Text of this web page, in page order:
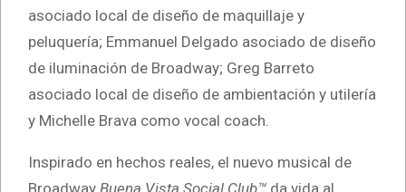
asociado local de diseño de maquillaje y
peluquería; Emmanuel Delgado asociado de diseño
de iluminación de Broadway; Greg Barreto
asociado local de diseño de ambientación y utilería
y Michelle Brava como vocal coach.
Inspirado en hechos reales, el nuevo musical de